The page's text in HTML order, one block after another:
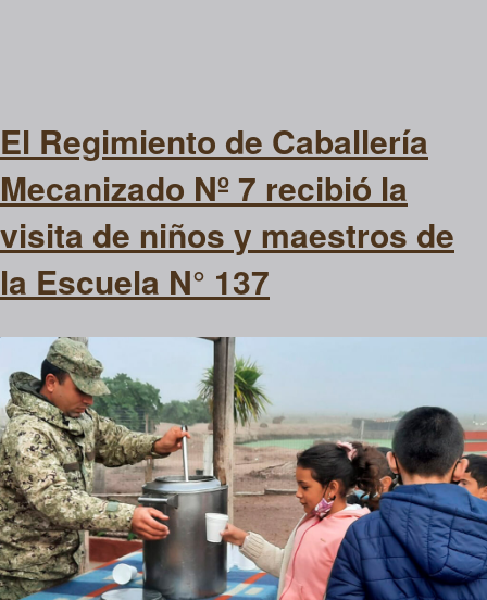
El Regimiento de Caballería
Mecanizado Nº 7 recibió la
visita de niños y maestros de
la Escuela N° 137